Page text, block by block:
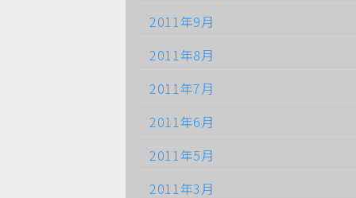
2011年9月
2011年8月
2011年7月
2011年6月
2011年5月
2011年3月